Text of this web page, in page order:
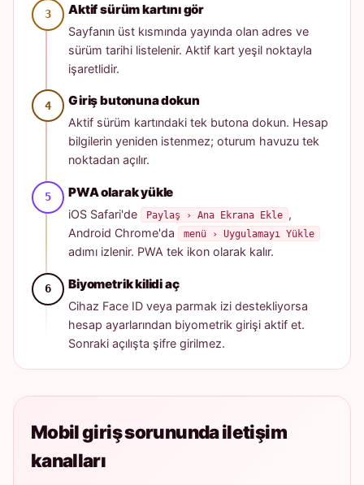
Aktif sürüm kartını gör
Sayfanın üst kısmında yayında olan adres ve
sürüm tarihi listelenir. Aktif kart yeşil noktayla
işaretlidir.
Giriş butonuna dokun
Aktif sürüm kartındaki tek butona dokun. Hesap
bilgilerin yeniden istenmez; oturum havuzu tek
noktadan açılır.
PWA olarak yükle
iOS Safari'de Paylaş › Ana Ekrana Ekle ,
Android Chrome'da
menü › Uygulamayı Yükle
adımı izlenir. PWA tek ikon olarak kalır.
Biyometrik kilidi aç
Cihaz Face ID veya parmak izi destekliyorsa
hesap ayarlarından biyometrik girişi aktif et.
Sonraki açılışta şifre girilmez.
Mobil giriş sorununda iletişim
kanalları